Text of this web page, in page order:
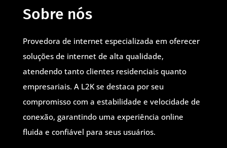
Sobre nós
Provedora de internet especializada em oferecer
soluções de internet de alta qualidade,
atendendo tanto clientes residenciais quanto
empresariais. A L2K se destaca por seu
compromisso com a estabilidade e velocidade de
conexão, garantindo uma experiência online
fluida e confiável para seus usuários.